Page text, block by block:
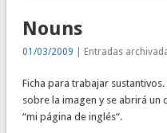
Nouns
01/03/2009 | Entradas
Ficha para trabajar
sobre la imagen y se abrirá un
“mi página de inglés“.